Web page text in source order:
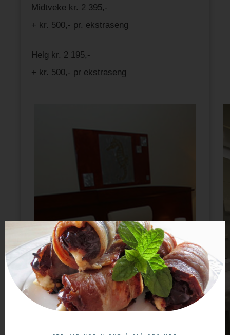
Midtveke kr. 2 395,-
+ kr. 500,- pr. ekstraseng
Helg kr. 2 195,-
+ kr. 500,- pr ekstraseng